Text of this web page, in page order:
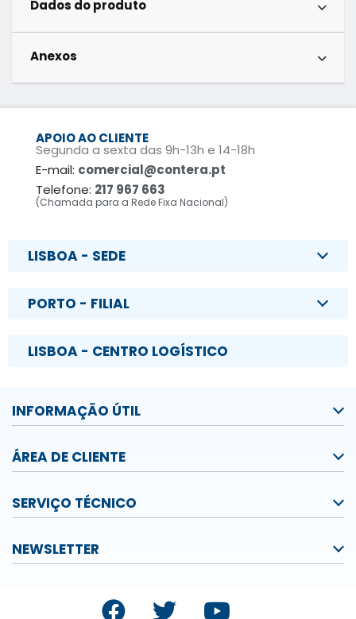
Dados do produto
Anexos
APOIO AO CLIENTE
Segunda a sexta das 9h-13h e 14-18h
E-mail: comercial@contera.pt
Telefone: 217 967 663
(Chamada para a Rede Fixa Nacional)
LISBOA - SEDE
PORTO - FILIAL
LISBOA - CENTRO LOGÍSTICO
INFORMAÇÃO ÚTIL
ÁREA DE CLIENTE
SERVIÇO TÉCNICO
NEWSLETTER